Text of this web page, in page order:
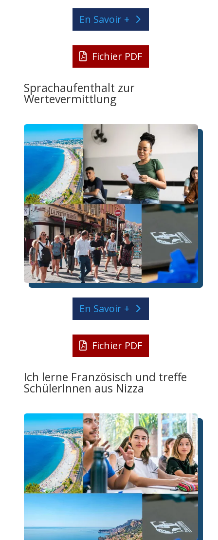
En Savoir +
Fichier PDF
Sprachaufenthalt zur
Wertevermittlung
En Savoir +
Fichier PDF
Ich lerne Französisch und treffe
SchülerInnen aus Nizza